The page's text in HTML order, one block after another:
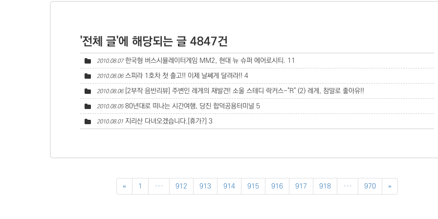
'전체 글'에 해당되는 글 4847건
2010.08.07 한국형 버스시뮬레이터게임 MM2, 현대 뉴 슈퍼 에어로시티. 11
2010.08.06 스피라 1호차 첫 출고!! 이제 날쎄게 달려라!! 4
2010.08.06 [2부작 음반리뷰] 주변인 레게의 재발견! 소울 스테디 락커스-"R" (2) 레게, 참말로 좋아유!!
2010.08.05 80년대로 떠나는 시간여행, 당진 합덕공용터미널 5
2010.08.01 지리산 다녀오겠습니다.[휴가?] 3
« 1 ··· 912 913 914 915 916 917 918 ··· 970 »